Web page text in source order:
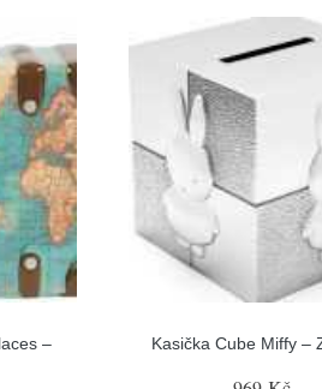
–
Kasička Cube Miffy –